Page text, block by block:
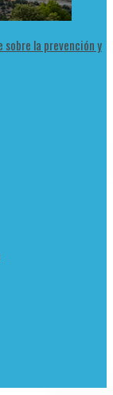
sobre la prevención y